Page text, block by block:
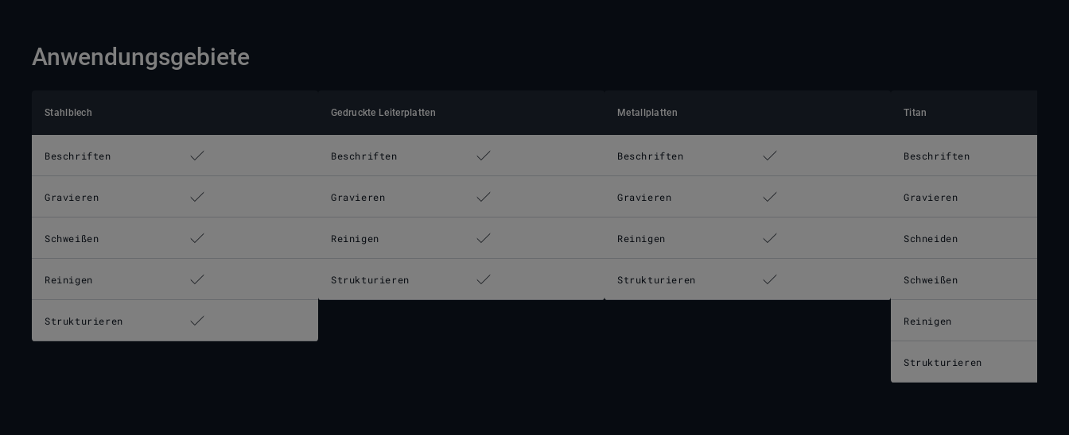
Anwendungsgebiete
Stahlblech
Beschriften
Gravieren
Schweißen
Reinigen
Strukturieren
Gedruckte Leiterplatten
Beschriften
Gravieren
Reinigen
Strukturieren
Metallplatten
Beschriften
Gravieren
Reinigen
Strukturieren
Titan
Beschriften
Gravieren
Schneiden
Schweißen
Reinigen
Strukturieren